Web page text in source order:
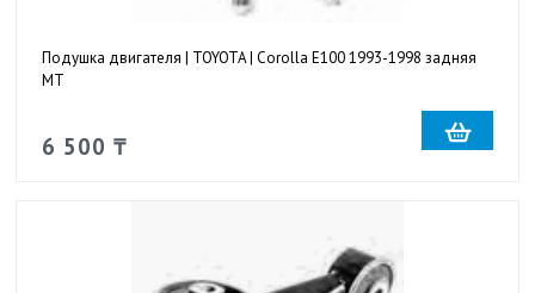
Подушка двигателя | TOYOTA | Corolla E100 1993-1998 задняя
MT
6 500 ₸